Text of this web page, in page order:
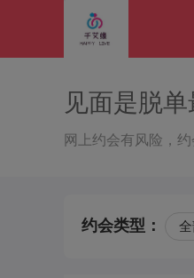
见面是脱
网上约会有风险，
约会类型：